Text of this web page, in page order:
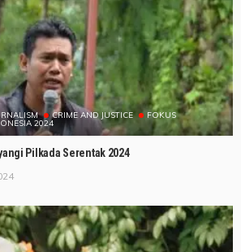
CRIME AND JUSTICE FOKUS
2024
Pilkada Serentak 2024